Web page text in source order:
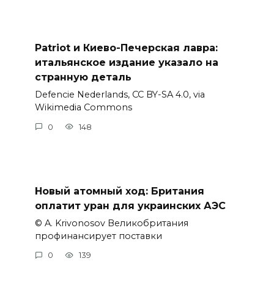
Patriot и Киево-Печерская лавра:
итальянское издание указало на
странную деталь
Defencie Nederlands, CC BY-SA 4.0, via
Wikimedia Commons
0 148
Новый атомный ход: Британия
оплатит уран для украинских АЭС
© A. Krivonosov Великобритания
профинансирует поставки
0 139